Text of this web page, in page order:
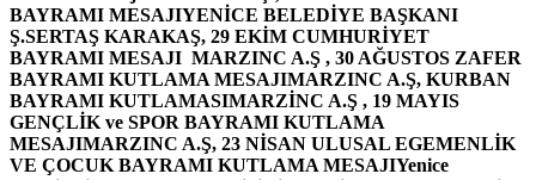
BAYRAMI MESAJIYENİCE BELEDİYE BAŞKANI
Ş.SERTAŞ KARAKAŞ, 29 EKİM CUMHURİYET
BAYRAMI MESAJI MARZINC A.Ş , 30 AĞUSTOS ZAFER
BAYRAMI KUTLAMA MESAJIMARZINC A.Ş, KURBAN
BAYRAMI KUTLAMASIMARZİNC A.Ş , 19 MAYIS
GENÇLİK ve SPOR BAYRAMI KUTLAMA
MESAJIMARZINC A.Ş, 23 NİSAN ULUSAL EGEMENLİK
VE ÇOCUK BAYRAMI KUTLAMA MESAJIYenice